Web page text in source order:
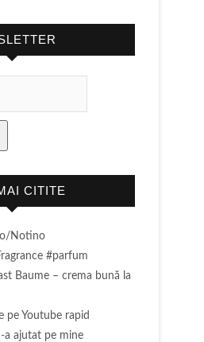
CITITE
Notino
#parfum
Baume – crema bună la
pe Youtube rapid
a ajutat pe mine